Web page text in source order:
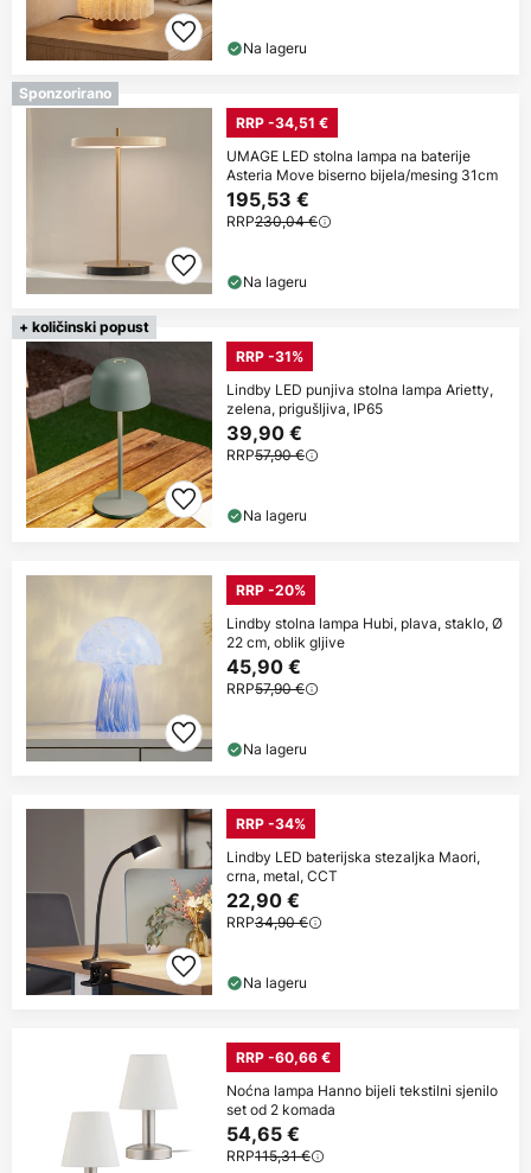
Na lageru
Sponzorirano
RRP -34,51 €
UMAGE LED stolna lampa na baterije
Asteria Move biserno bijela/mesing 31cm
195,53 €
RRP230,04 €
Na lageru
+ količinski popust
RRP -31%
Lindby LED punjiva stolna lampa Arietty,
zelena, prigušljiva, IP65
39,90 €
RRP57,90 €
Na lageru
RRP -20%
Lindby stolna lampa Hubi, plava, staklo, Ø
22 cm, oblik gljive
45,90 €
RRP57,90 €
Na lageru
RRP -34%
Lindby LED baterijska stezaljka Maori,
crna, metal, CCT
22,90 €
RRP34,90 €
Na lageru
RRP -60,66 €
Noćna lampa Hanno bijeli tekstilni sjenilo
set od 2 komada
54,65 €
RRP115,31 €